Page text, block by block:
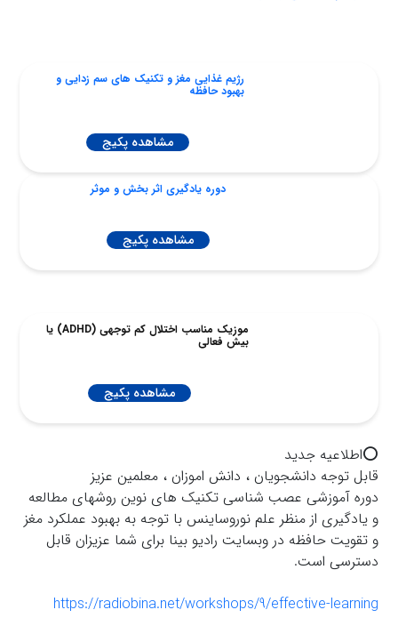
رژیم غذایی مغز و تکنیک های سم زدایی و‌
بهبود حافظه
مشاهده پکیج
دوره یادگیری اثر بخش و موثر
مشاهده پکیج
موزیک مناسب اختلال کم توجهی (ADHD) یا
بیش فعالی
مشاهده پکیج
⭕️اطلاعيه جديد
قابل توجه دانشجويان ، دانش اموزان ، معلمين عزيز
دوره آموزشى عصب شناسى تكنيك هاى نوين روشهاى مطالعه
و يادگيرى از منظر علم نوروساينس با توجه به بهبود عملكرد مغز
و تقويت حافظه در وبسايت راديو بينا براى شما عزيزان قابل
دسترسى است.
https://radiobina.net/workshops/9/effective-learning